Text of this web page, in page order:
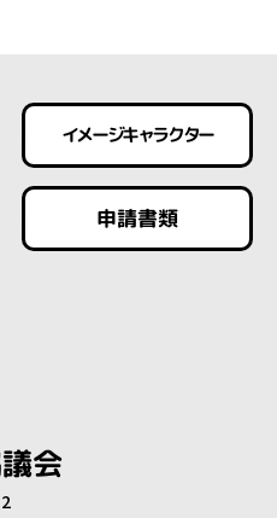
イメージキャラクター
申請書類
会